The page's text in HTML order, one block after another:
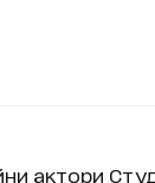
актори